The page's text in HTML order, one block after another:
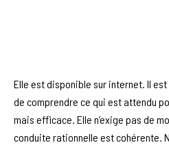
Elle est disponible sur internet. Il
de comprendre ce qui est attendu
mais efficace. Elle n’exige pas de
conduite rationnelle est cohérente.